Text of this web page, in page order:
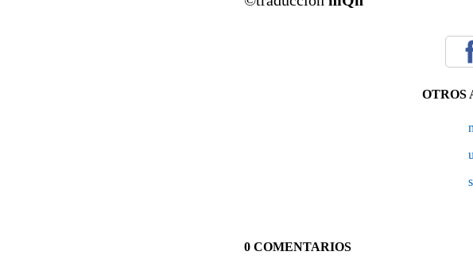
OTROS
0 COMENTARIOS